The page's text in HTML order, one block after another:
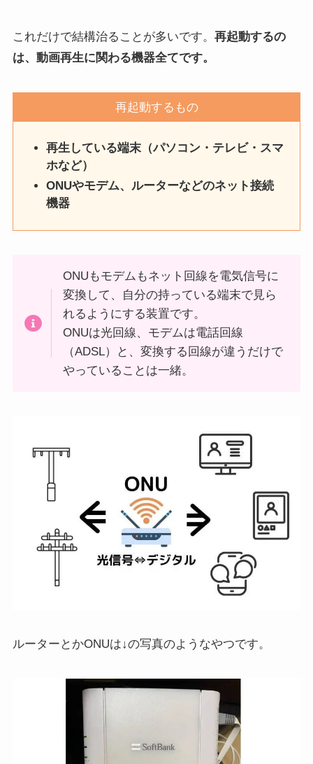
これだけで結構治ることが多いです。 再起動するの
は、動画再生に関わる機器全てです。
再起動するもの
再生している端末（パソコン・テレビ・スマ
ホなど）
ONUやモデム、ルーターなどのネット接続
機器
ONUもモデムもネット回線を電気信号に
変換して、自分の持っている端末で見ら
れるようにする装置です。
ONUは光回線、モデムは電話回線
（ADSL）と、変換する回線が違うだけで
やっていることは一緒。
ルーターとかONUは↓の写真のようなやつです。